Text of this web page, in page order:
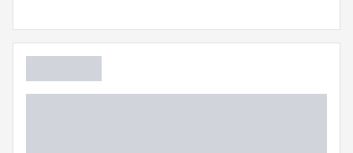
découvrir la variante qui vous convient le mieux